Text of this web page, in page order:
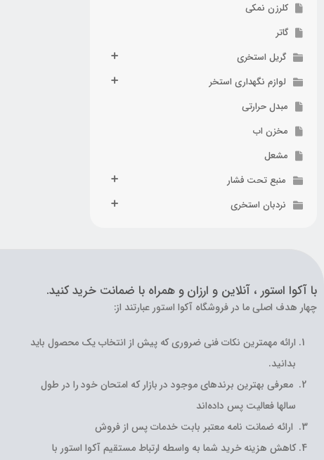
کلرزن نمکی
گاتر
گریل استخری
لوازم نگهداری استخر
مبدل حرارتی
مخزن اب
مشعل
منبع تحت فشار
نردبان استخری
با آکوا استور ، آنلاین و ارزان و همراه با ضمانت خرید کنید.
چهار هدف اصلی ما در فروشگاه آکوا استور عبارتند از:
ارائه مهمترین نکات فنی ضروری که پیش از انتخاب یک محصول باید
بدانید.
معرفی بهترین برندهای موجود در بازار که امتحان خود را در طول
سالها فعالیت پس داده‌اند
ارائه ضمانت نامه معتبر بابت خدمات پس از فروش
کاهش هزینه خرید شما به واسطه ارتباط مستقیم آکوا استور با